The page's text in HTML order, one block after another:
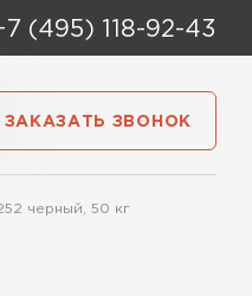
(495) 118-92-43
ЗАКАЗАТЬ ЗВОНОК
черный, 50 кг